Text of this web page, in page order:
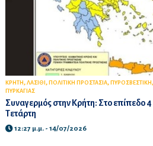
ΚΡΗΤΗ , ΛΑΣΙΘΙ , ΠΟΛΙΤΙΚΗ ΠΡΟΣΤΑΣΙΑ, ΠΥΡΟΣΒΕΣΤΙΚΗ ,
ΠΥΡΚΑΓΙΑΣ
Συναγερμός στην Κρήτη: Στο επίπεδο
Τετάρτη
12:27 μ.μ. - 14/07/2026